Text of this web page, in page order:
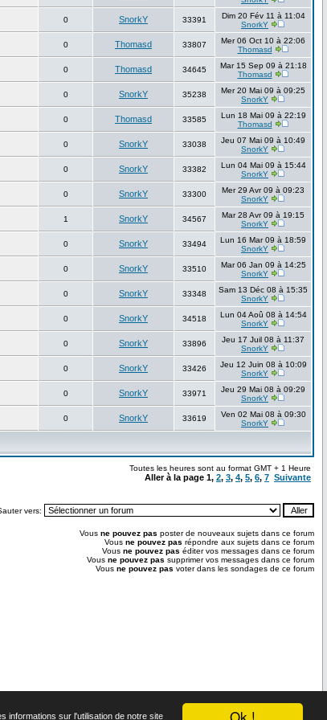
Ok !
informations sur l'utilisation de notre site
0 SnorkY 33391
Dim 20 Fév 11 à 11:04
SnorkY
0 Thomasd 33807
Mer 06 Oct 10 à 22:06
Thomasd
0 Thomasd 34645
Mar 15 Sep 09 à 21:18
Thomasd
0 SnorkY 35238
Mer 20 Mai 09 à 09:25
SnorkY
0 Thomasd 33585
Lun 18 Mai 09 à 22:19
Thomasd
0 SnorkY 33038
Jeu 07 Mai 09 à 10:49
SnorkY
0 SnorkY 33382
Lun 04 Mai 09 à 15:44
SnorkY
0 SnorkY 33300
Mer 29 Avr 09 à 09:23
SnorkY
1 SnorkY 34567
Mar 28 Avr 09 à 19:15
SnorkY
0 SnorkY 33494
Lun 16 Mar 09 à 18:59
SnorkY
0 SnorkY 33510
Mar 06 Jan 09 à 14:25
SnorkY
0 SnorkY 33348
Sam 13 Déc 08 à 15:35
SnorkY
0 SnorkY 34518
Lun 04 Aoû 08 à 14:54
SnorkY
0 SnorkY 33896
Jeu 17 Juil 08 à 11:37
SnorkY
0 SnorkY 33426
Jeu 12 Juin 08 à 10:09
SnorkY
0 SnorkY 33971
Jeu 29 Mai 08 à 09:29
SnorkY
0 SnorkY 33619
Ven 02 Mai 08 à 09:30
SnorkY
Toutes les heures sont au format GMT + 1 Heure
Aller à la page 1, 2, 3, 4, 5, 6, 7 Suivante
vers:
Vous ne pouvez pas poster de nouveaux sujets dans ce forum
Vous ne pouvez pas répondre aux sujets dans ce forum
Vous ne pouvez pas éditer vos messages dans ce forum
Vous ne pouvez pas supprimer vos messages dans ce forum
Vous ne pouvez pas voter dans les sondages de ce forum